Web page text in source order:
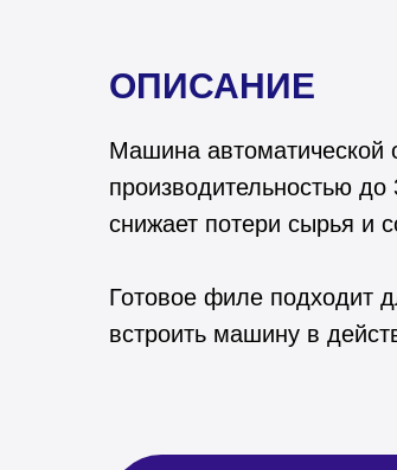
Машина автоматической
производительностью
снижает потери сырья и
Готовое филе подходит
встроить машину в
ОПИСАНИЕ